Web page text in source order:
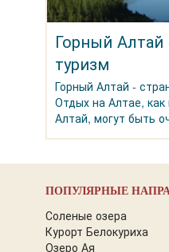
Горный
туризм
Горный Алтай -
Отдых на Алтае,
Алтай, могут быть
ПОПУЛЯРНЫЕ
Соленые озера
Курорт Белокуриха
Озеро Ая